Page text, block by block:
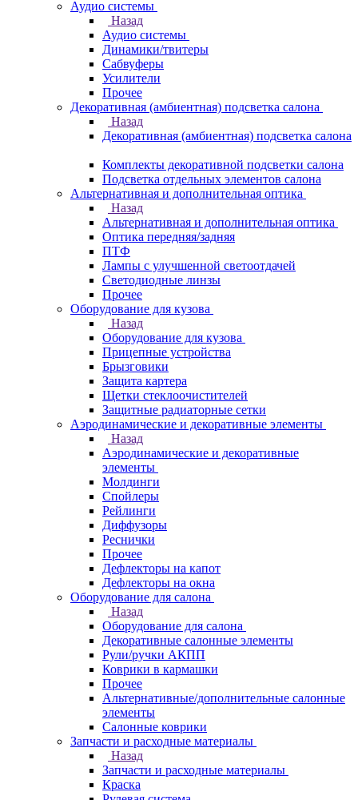
Аудио системы
Назад
Аудио системы
Динамики/твитеры
Сабвуферы
Усилители
Прочее
Декоративная (амбиентная) подсветка салона
Назад
Декоративная (амбиентная) подсветка салона
Комплекты декоративной подсветки салона
Подсветка отдельных элементов салона
Альтернативная и дополнительная оптика
Назад
Альтернативная и дополнительная оптика
Оптика передняя/задняя
ПТФ
Лампы с улучшенной светоотдачей
Светодиодные линзы
Прочее
Оборудование для кузова
Назад
Оборудование для кузова
Прицепные устройства
Брызговики
Защита картера
Щетки стеклоочистителей
Защитные радиаторные сетки
Аэродинамические и декоративные элементы
Назад
Аэродинамические и декоративные
элементы
Молдинги
Спойлеры
Рейлинги
Диффузоры
Реснички
Прочее
Дефлекторы на капот
Дефлекторы на окна
Оборудование для салона
Назад
Оборудование для салона
Декоративные салонные элементы
Рули/ручки АКПП
Коврики в кармашки
Прочее
Альтернативные/дополнительные салонные
элементы
Салонные коврики
Запчасти и расходные материалы
Назад
Запчасти и расходные материалы
Краска